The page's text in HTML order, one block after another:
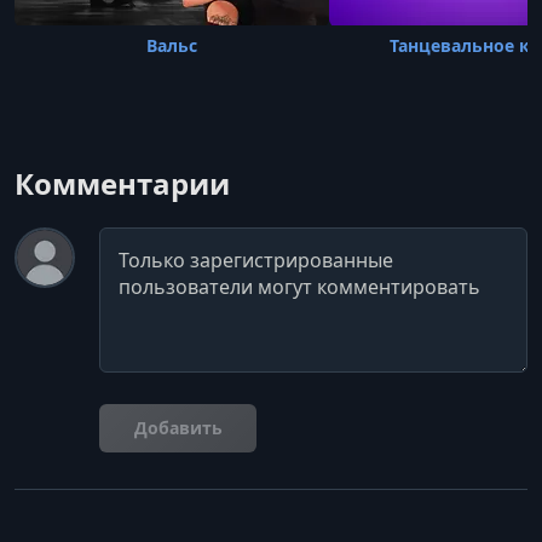
Вальс Танцевальное
Комментарии
Комментарий
Добавить